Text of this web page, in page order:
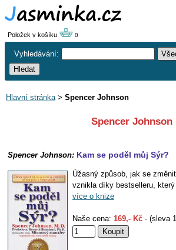
Položek v košíku 0
Vyhledávání:
Hlavní stránka> Spencer Johnson
Spencer Johnson
Spencer Johnson: Kam se poděl můj Sýr?
Úžasný způsob, jak se
vznikla díky bestselleru,
více o knize
Naše cena: 169,- Kč - (sleva